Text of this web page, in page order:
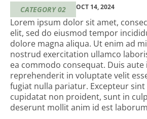
CATEGORY 02 OCT 14, 2024
Lorem ipsum dolor sit amet,
elit, sed do eiusmod tempor
dolore magna aliqua. Ut enim ad
nostrud exercitation ullamco
ea commodo consequat. Duis
reprehenderit in voluptate velit
fugiat nulla pariatur. Excepteur sint
cupidatat non proident, sunt in
deserunt mollit anim id est